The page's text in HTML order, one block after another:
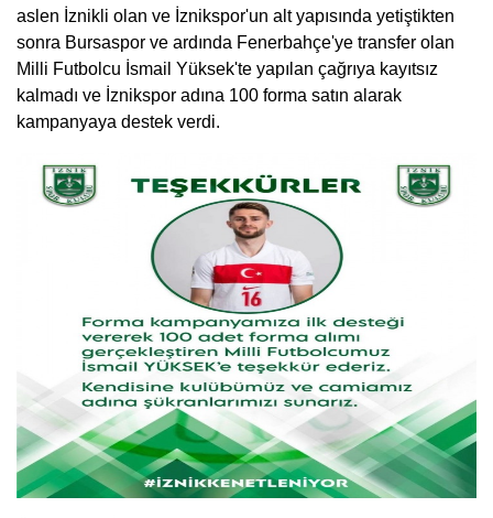
aslen İznikli olan ve İznikspor'un alt yapısında yetiştikten
sonra Bursaspor ve ardında Fenerbahçe'ye transfer olan
Milli Futbolcu İsmail Yüksek'te yapılan çağrıya kayıtsız
kalmadı ve İznikspor adına 100 forma satın alarak
kampanyaya destek verdi.